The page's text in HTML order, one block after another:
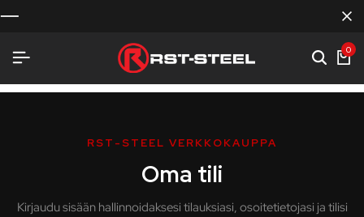
0
RST-STEEL VERKKOKAUPPA
Oma tili
Kirjaudu sisään hallinnoidaksesi tilauksiasi, osoitetietojasi ja tilisi